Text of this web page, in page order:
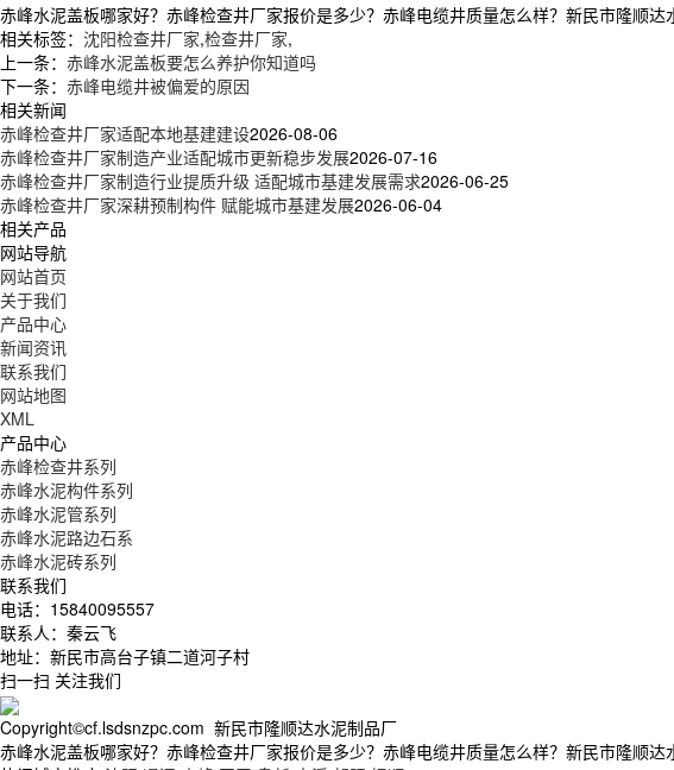
赤峰水泥盖板哪家好？赤峰检查井厂家报价是多少？赤峰电缆井质量怎么样？新民市隆顺
相关标签： 沈阳检查井厂家,检查井厂家,
上一条： 赤峰水泥盖板要怎么养护你知道吗
下一条： 赤峰电缆井被偏爱的原因
相关新闻
赤峰检查井厂家适配本地基建建设2026-08-06
赤峰检查井厂家制造产业适配城市更新稳步发展2026-07-16
赤峰检查井厂家制造行业提质升级 适配城市基建发展需求2026-06-25
赤峰检查井厂家深耕预制构件 赋能城市基建发展2026-06-04
相关产品
网站导航
网站首页
关于我们
产品中心
新闻资讯
联系我们
网站地图
XML
产品中心
赤峰检查井系列
赤峰水泥构件系列
赤峰水泥管系列
赤峰水泥路边石系
赤峰水泥砖系列
联系我们
电话：15840095557
联系人：秦云飞
地址：新民市高台子镇二道河子村
扫一扫 关注我们
Copyright©cf.lsdsnzpc.com 新民市隆顺达水泥制品厂
赤峰水泥盖板哪家好？赤峰检查井厂家报价是多少？赤峰电缆井质量怎么样？新民市隆顺